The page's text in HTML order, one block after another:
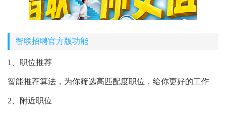
智联招聘官方版功能
1、职位推荐
智能推荐算法，为你筛选高匹配度职位，给你更好的工作
2、附近职位